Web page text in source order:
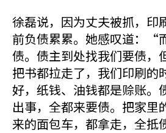
徐磊说，因为丈夫被抓，印
前负债累累。她感叹道：“
债。债主到处找我们要债，
把书都拉走了，我们印刷的
好，纸钱、油钱都是赊账。
出事，全都来要债。把家里
来的面包车，都拿走，全抵